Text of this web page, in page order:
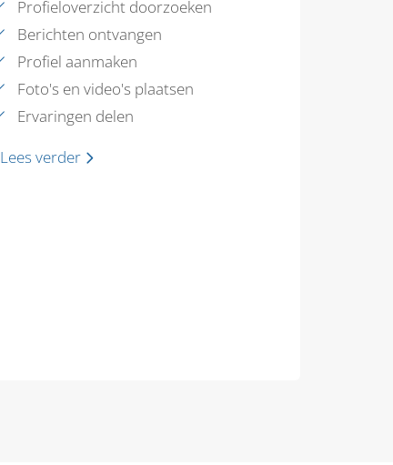
Profieloverzicht doorzoeken
Berichten ontvangen
Profiel aanmaken
Foto's en video's plaatsen
Ervaringen delen
Lees verder